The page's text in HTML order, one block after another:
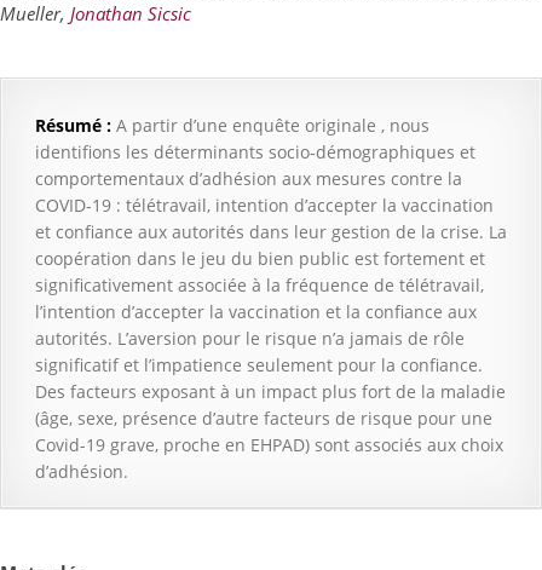
Mueller, Jonathan Sicsic
Résumé : A partir d’une enquête originale , nous
identifions les déterminants socio-démographiques et
comportementaux d’adhésion aux mesures contre la
COVID-19 : télétravail, intention d’accepter la vaccination
et confiance aux autorités dans leur gestion de la crise. La
coopération dans le jeu du bien public est fortement et
significativement associée à la fréquence de télétravail,
l’intention d’accepter la vaccination et la confiance aux
autorités. L’aversion pour le risque n’a jamais de rôle
significatif et l’impatience seulement pour la confiance.
Des facteurs exposant à un impact plus fort de la maladie
(âge, sexe, présence d’autre facteurs de risque pour une
Covid-19 grave, proche en EHPAD) sont associés aux choix
d’adhésion.